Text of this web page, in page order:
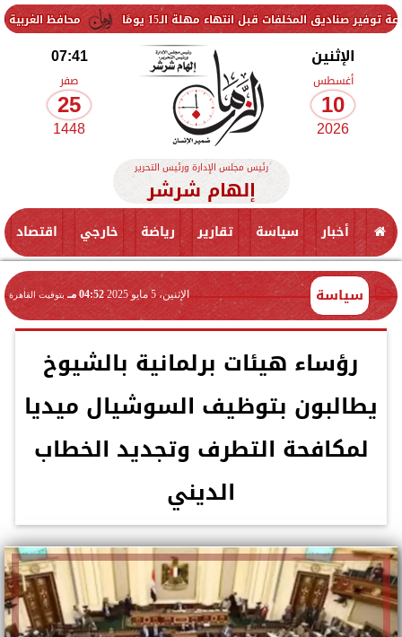
محافظ الغربية يتفقد حزمة قبل انتهاء مهلة الـ15 يومًا
الإثنين
أغسطس
10
2026
07:41
صفر
25
1448
رئيس مجلس الإدارة ورئيس التحرير
إلهام شرشر
أخبار سياسة تقارير رياضة خارجي اقتصاد
سياسة الإثنين، 5 مايو 2025 04:52 مـ بتوقيت القاهرة
رؤساء هيئات برلمانية بالشيوخ
يطالبون بتوظيف السوشيال ميديا
لمكافحة التطرف وتجديد الخطاب
الديني